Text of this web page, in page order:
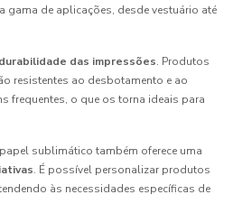
gama de aplicações, desde vestuário até
durabilidade das impressões. Produtos
resistentes ao desbotamento e ao
frequentes, o que os torna ideais para
sublimático também oferece uma
. É possível personalizar produtos
às necessidades específicas de